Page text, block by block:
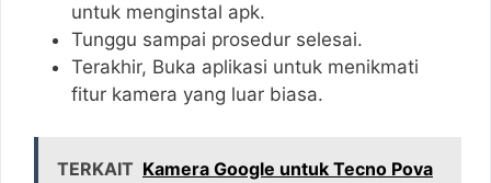
untuk menginstal apk.
Tunggu sampai prosedur selesai.
Terakhir, Buka aplikasi untuk menikmati
fitur kamera yang luar biasa.
TERKAIT Kamera Google untuk Tecno Pova